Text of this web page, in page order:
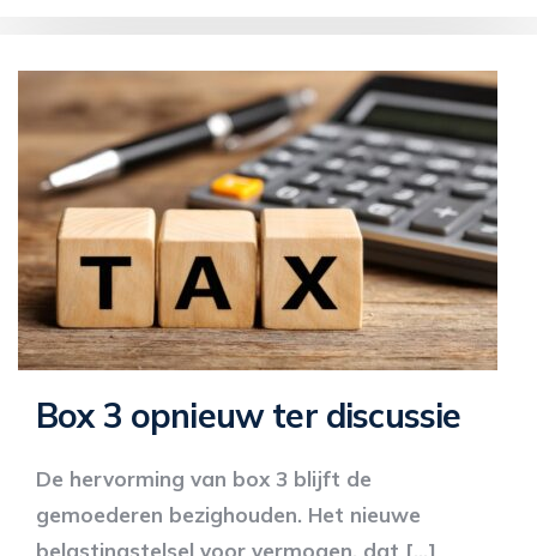
Box 3 opnieuw ter discussie
De hervorming van box 3 blijft de
gemoederen bezighouden. Het nieuwe
belastingstelsel voor vermogen, dat […]